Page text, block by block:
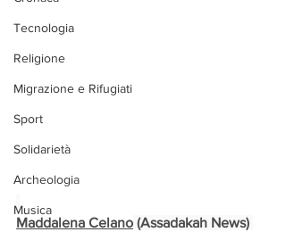
Tecnologia
Religione
Migrazione e Rifugiati
Sport
Solidarietà
Archeologia
Musica
Maddalena Celano (Assadakah News)